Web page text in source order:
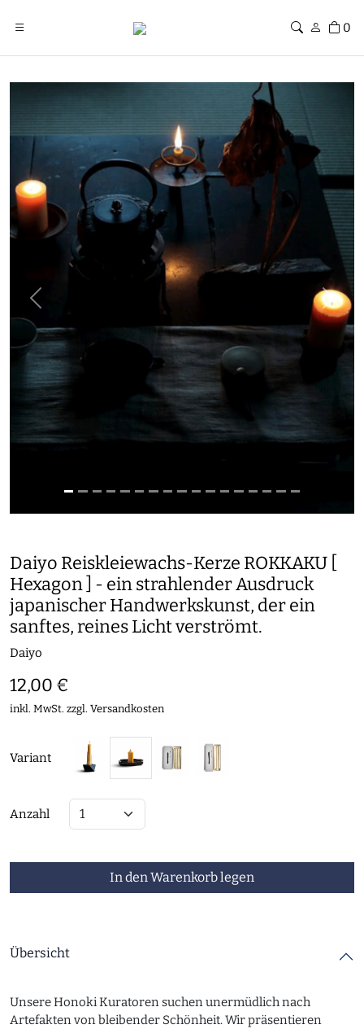
0
Previous Next
Daiyo Reiskleiewachs-Kerze ROKKAKU [
Hexagon ] - ein strahlender Ausdruck
japanischer Handwerkskunst, der ein
sanftes, reines Licht verströmt.
Daiyo
12,00 €
inkl. MwSt. zzgl. Versandkosten
Variant
Anzahl
In den Warenkorb legen
Übersicht
Unsere Honoki Kuratoren suchen unermüdlich nach
Artefakten von bleibender Schönheit. Wir präsentieren